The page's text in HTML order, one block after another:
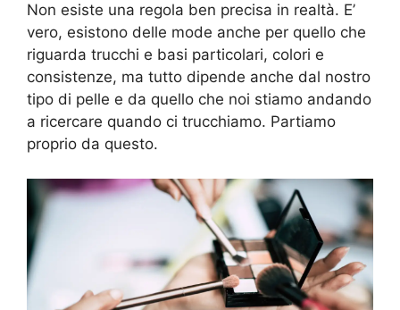
Non esiste una regola ben precisa in realtà. E’
vero, esistono delle mode anche per quello che
riguarda trucchi e basi particolari, colori e
consistenze, ma tutto dipende anche dal nostro
tipo di pelle e da quello che noi stiamo andando
a ricercare quando ci trucchiamo. Partiamo
proprio da questo.